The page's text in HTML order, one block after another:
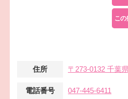
この
住所 〒273-0132 千葉
電話番号 047-445-6411